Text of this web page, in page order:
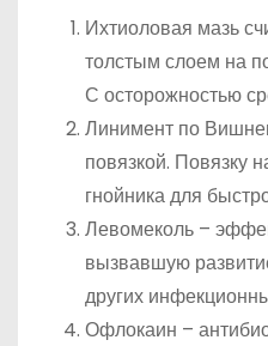
Ихтиоловая мазь
толстым слоем на
С осторожностью
Линимент по
повязкой. Повязку
гнойника для
Левомеколь –
вызвавшую
других
Офлокаин –